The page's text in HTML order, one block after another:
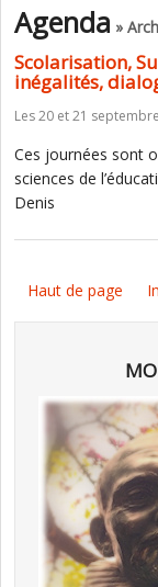
Agenda »
Scolarisation,
inégalités,
Les 20 et 21 septembre
Ces journées sont
sciences de
Denis
Haut de page